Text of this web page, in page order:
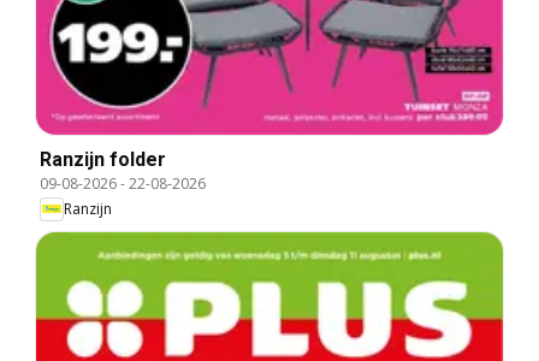
Ranzijn folder
09-08-2026-22-08-2026
Ranzijn